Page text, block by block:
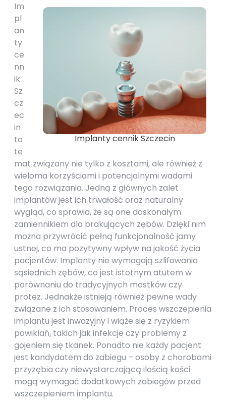
Implanty cennik Szczecin
Im
pl
an
ty
ce
nn
ik
Sz
cz
ec
in
to
te
mat związany nie tylko z kosztami, ale również z
wieloma korzyściami i potencjalnymi wadami
tego rozwiązania. Jedną z głównych zalet
implantów jest ich trwałość oraz naturalny
wygląd, co sprawia, że są one doskonałym
zamiennikiem dla brakujących zębów. Dzięki nim
można przywrócić pełną funkcjonalność jamy
ustnej, co ma pozytywny wpływ na jakość życia
pacjentów. Implanty nie wymagają szlifowania
sąsiednich zębów, co jest istotnym atutem w
porównaniu do tradycyjnych mostków czy
protez. Jednakże istnieją również pewne wady
związane z ich stosowaniem. Proces wszczepienia
implantu jest inwazyjny i wiąże się z ryzykiem
powikłań, takich jak infekcje czy problemy z
gojeniem się tkanek. Ponadto nie każdy pacjent
jest kandydatem do zabiegu – osoby z chorobami
przyzębia czy niewystarczającą ilością kości
mogą wymagać dodatkowych zabiegów przed
wszczepieniem implantu.